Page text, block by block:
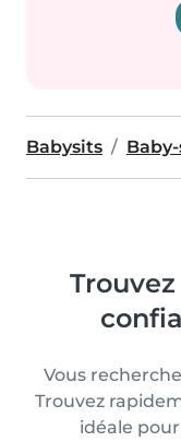
Babysits
Vous
Trouvez
idéale